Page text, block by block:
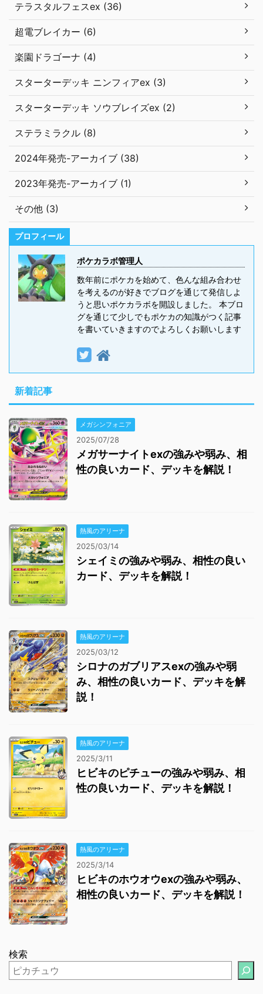
テラスタルフェスex (36)
超電ブレイカー (6)
楽園ドラゴーナ (4)
スターターデッキ ニンフィアex (3)
スターターデッキ ソウブレイズex (2)
ステラミラクル (8)
2024年発売-アーカイブ (38)
2023年発売-アーカイブ (1)
その他 (3)
プロフィール
ポケカラボ管理人
数年前にポケカを始めて、色んな組み合わせ
を考えるのが好きでブログを通じて発信しよ
うと思いポケカラボを開設しました。 本ブロ
グを通じて少しでもポケカの知識がつく記事
を書いていきますのでよろしくお願いします
新着記事
メガシンフォニア
2025/07/28
メガサーナイトexの強みや弱み、相
性の良いカード、デッキを解説！
熱風のアリーナ
2025/03/14
シェイミの強みや弱み、相性の良い
カード、デッキを解説！
熱風のアリーナ
2025/03/12
シロナのガブリアスexの強みや弱
み、相性の良いカード、デッキを解
説！
熱風のアリーナ
2025/3/11
ヒビキのピチューの強みや弱み、相
性の良いカード、デッキを解説！
熱風のアリーナ
2025/3/14
ヒビキのホウオウexの強みや弱み、
相性の良いカード、デッキを解説！
検索